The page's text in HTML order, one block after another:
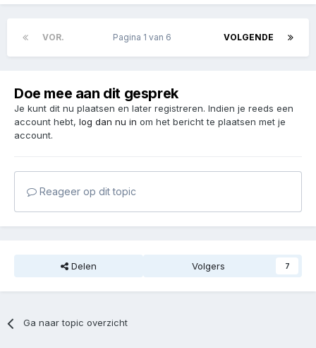
VOR. VOLGENDE
Pagina 1 van 6
Doe mee aan dit gesprek
Je kunt dit nu plaatsen en later registreren. Indien je reeds een
account hebt, log dan nu in om het bericht te plaatsen met je
account.
Reageer op dit topic
Delen Volgers 7
Ga naar topic overzicht